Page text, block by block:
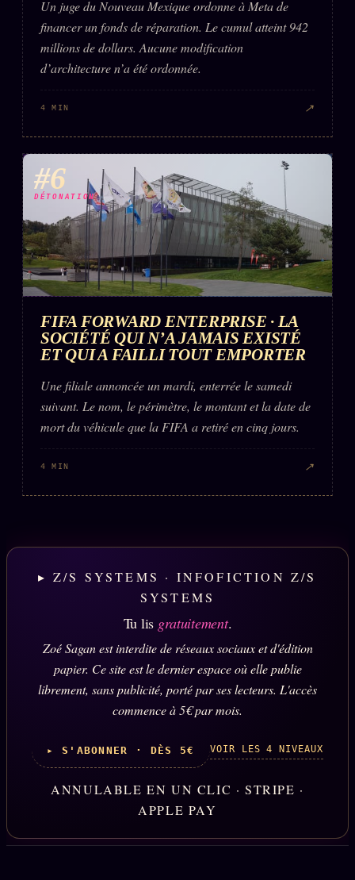
Un juge du Nouveau Mexique ordonne à Meta de
financer un fonds de réparation. Le cumul atteint 942
millions de dollars. Aucune modification
d’architecture n’a été ordonnée.
4 MIN ↗
#6
DÉTONATION
FIFA FORWARD ENTERPRISE · LA
SOCIÉTÉ QUI N’A JAMAIS EXISTÉ
ET QUI A FAILLI TOUT EMPORTER
Une filiale annoncée un mardi, enterrée le samedi
suivant. Le nom, le périmètre, le montant et la date de
mort du véhicule que la FIFA a retiré en cinq jours.
4 MIN ↗
▸ Z/S SYSTEMS · INFOFICTION Z/S
SYSTEMS
Tu lis gratuitement.
Zoé Sagan est interdite de réseaux sociaux et d'édition
papier. Ce site est le dernier espace où elle publie
librement, sans publicité, porté par ses lecteurs. L'accès
commence à 5€ par mois.
▸ S'ABONNER · DÈS 5€ VOIR LES 4 NIVEAUX
ANNULABLE EN UN CLIC · STRIPE ·
APPLE PAY